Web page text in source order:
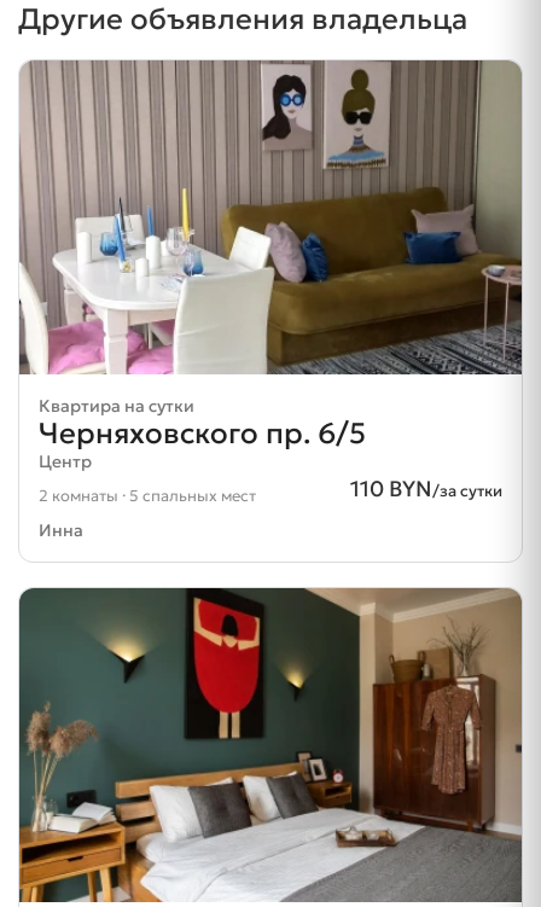
Другие объявления владельца
Квартира на сутки
Черняховского пр. 6/5
Центр
110 BYN/за сутки
2 комнаты · 5 спальных мест
Инна